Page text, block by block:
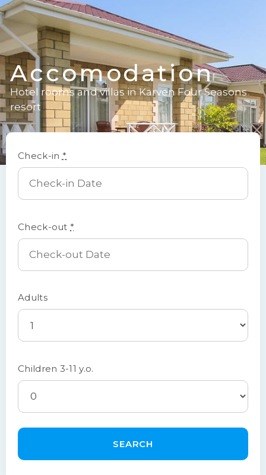
Accomodation
Hotel rooms and villas in Karven Four Seasons
resort
Check-in *
Check-out *
Adults
Children 3-11 y.o.